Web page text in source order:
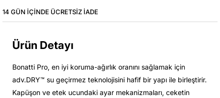
14 GÜN IÇINDE ÜCRETSIZ IADE
Ürün Detayı
Bonatti Pro, en iyi koruma-ağırlık oranını sağlamak için
adv.DRY™ su geçirmez teknolojisini hafif bir yapı ile birleştirir.
Kapüşon ve etek ucundaki ayar mekanizmaları, ceketin